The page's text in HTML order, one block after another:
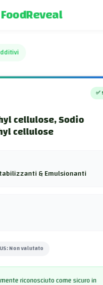
FoodReveal
✅
cellulose, Sodio
cellulose
& Emulsionanti
US:Non valutato
riconosciuto come sicuro in